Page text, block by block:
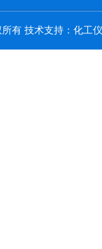
有 技术支持： 化工